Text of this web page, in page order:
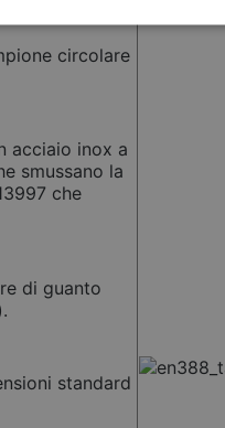
circolare
acciaio inox a
smussano la
che
di guanto
standard